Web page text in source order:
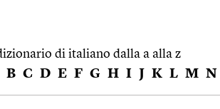
di italiano dalla a alla z
B C D E F G H I J K L M N